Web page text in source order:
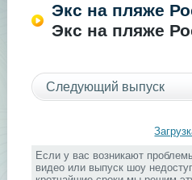
Экс на пляже
Экс на пляже
Следующий выпуск
Если у вас возникают
видео или выпуск шоу